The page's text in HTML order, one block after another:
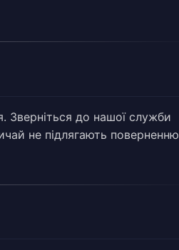
Зверніться до нашої служби
не підлягають поверненню